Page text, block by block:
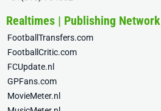
Realtimes | Publishing Network
FootballTransfers.com
FootballCritic.com
FCUpdate.nl
GPFans.com
MovieMeter.nl